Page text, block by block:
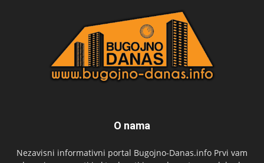
O nama
Nezavisni informativni portal Bugojno-Danas.info Prvi vam